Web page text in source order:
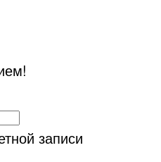
записи